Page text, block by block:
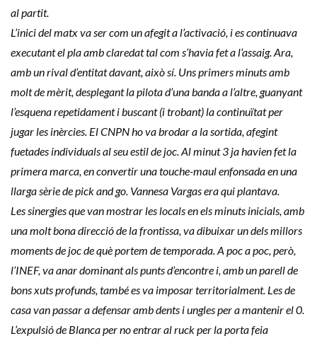
al partit.
L’inici del matx va ser com un afegit a l’activació, i es continuava
executant el pla amb claredat tal com s’havia fet a l’assaig. Ara,
amb un rival d’entitat davant, això sí. Uns primers minuts amb
molt de mèrit, desplegant la pilota d’una banda a l’altre, guanyant
l’esquena repetidament i buscant (i trobant) la continuïtat per
jugar les inèrcies. El CNPN ho va brodar a la sortida, afegint
fuetades individuals al seu estil de joc. Al minut 3 ja havien fet la
primera marca, en convertir una touche-maul enfonsada en una
llarga sèrie de pick and go. Vannesa Vargas era qui plantava.
Les sinergies que van mostrar les locals en els minuts inicials, amb
una molt bona direcció de la frontissa, va dibuixar un dels millors
moments de joc de què portem de temporada. A poc a poc, però,
l’INEF, va anar dominant als punts d’encontre i, amb un parell de
bons xuts profunds, també es va imposar territorialment. Les de
casa van passar a defensar amb dents i ungles per a mantenir el 0.
L’expulsió de Blanca per no entrar al ruck per la porta feia